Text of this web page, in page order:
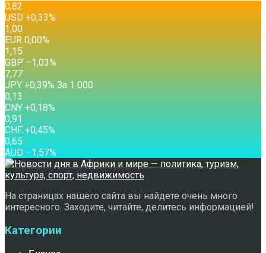
0,82
USD +0,33%
1,00
EUR 0,00%
1,15
GBP –1,03%
7,77
JPY +0,39% За 1 000
0,13
CNY +0,18%
0,91
CHF +0,45%
0,65
AUD –1,57%
На страницах нашего сайта вы найдете очень много
интересного. Заходите, читайте, делитесь информацией!
Категории